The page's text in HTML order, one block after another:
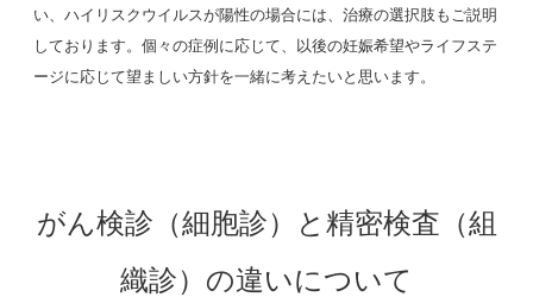
い、ハイリスクウイルスが陽性の場合には、治療の選択肢もご説明
しております。個々の症例に応じて、以後の妊娠希望やライフステ
ージに応じて望ましい方針を一緒に考えたいと思います。
がん検診（細胞診）と精密検査（組
織診）の違いについて